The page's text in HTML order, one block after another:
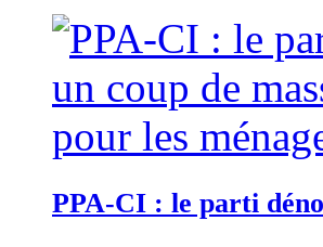
PPA-CI : le parti